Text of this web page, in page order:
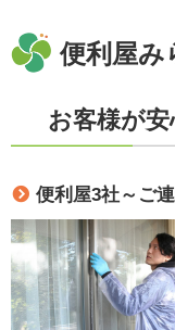
便利屋み
お客様が
便利屋3社～ご